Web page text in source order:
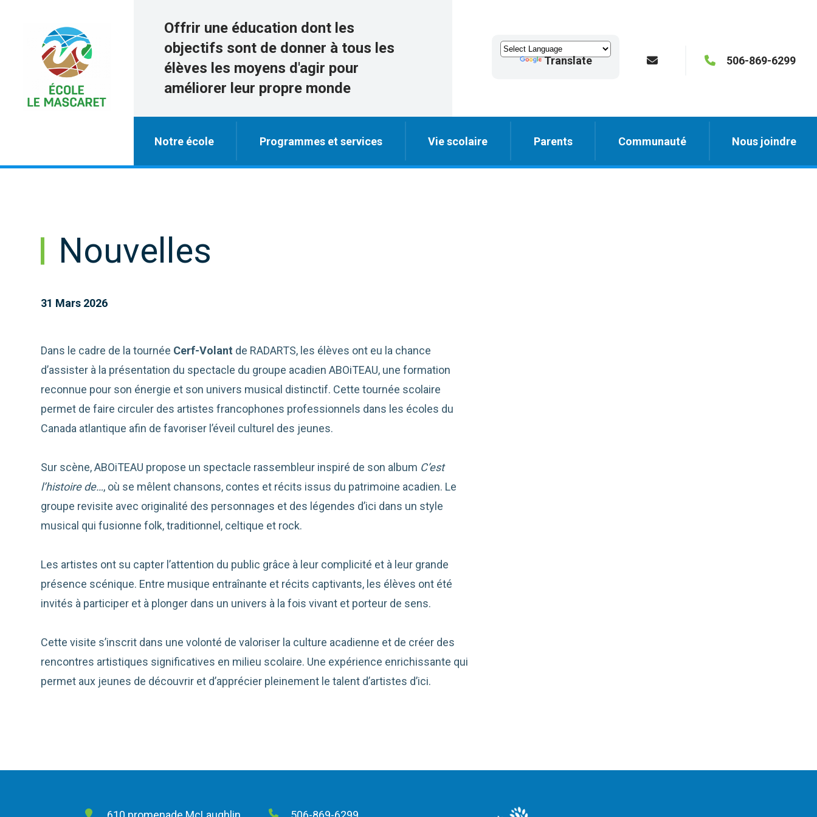
Offrir une éducation dont les
objectifs sont de donner à tous les
élèves les moyens d'agir pour
améliorer leur propre monde
Translate 506-869-6299
Notre école Programmes et services Vie scolaire Parents Communauté Nous joindre
Nouvelles
31 Mars 2026
Dans le cadre de la tournée Cerf-Volant de RADARTS, les élèves ont eu la chance
d’assister à la présentation du spectacle du groupe acadien ABOiTEAU, une formation
reconnue pour son énergie et son univers musical distinctif. Cette tournée scolaire
permet de faire circuler des artistes francophones professionnels dans les écoles du
Canada atlantique afin de favoriser l’éveil culturel des jeunes.
Sur scène, ABOiTEAU propose un spectacle rassembleur inspiré de son album C’est
l’histoire de…, où se mêlent chansons, contes et récits issus du patrimoine acadien. Le
groupe revisite avec originalité des personnages et des légendes d’ici dans un style
musical qui fusionne folk, traditionnel, celtique et rock.
Les artistes ont su capter l’attention du public grâce à leur complicité et à leur grande
présence scénique. Entre musique entraînante et récits captivants, les élèves ont été
invités à participer et à plonger dans un univers à la fois vivant et porteur de sens.
Cette visite s’inscrit dans une volonté de valoriser la culture acadienne et de créer des
rencontres artistiques significatives en milieu scolaire. Une expérience enrichissante qui
permet aux jeunes de découvrir et d’apprécier pleinement le talent d’artistes d’ici.